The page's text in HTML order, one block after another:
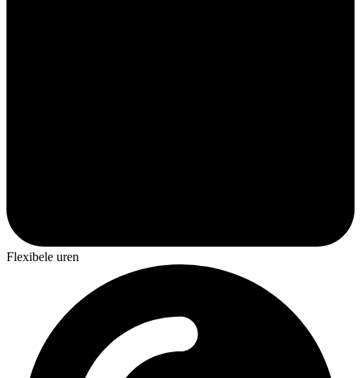
Flexibele uren